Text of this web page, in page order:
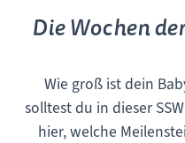
Die Wochen
Wie groß ist dein
solltest du in dieser
hier, welche